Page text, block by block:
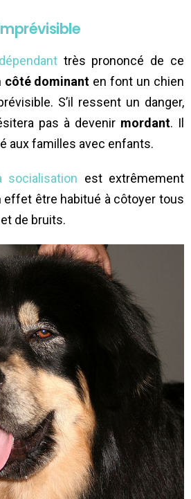
très prononcé de ce
côté dominant en font un chien
S’il ressent un danger,
pas à devenir mordant. Il
aux familles avec enfants.
socialisation est extrêmement
effet être habitué à côtoyer tous
de bruits.